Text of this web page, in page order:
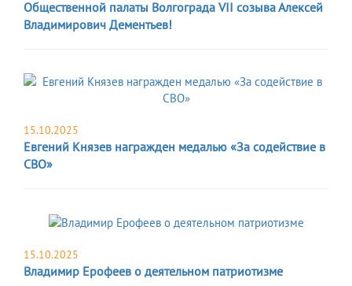
Общественной палаты Волгограда VII созыва Алексей
Владимирович Дементьев!
15.10.2025
Евгений Князев награжден медалью «За содействие в
СВО»
15.10.2025
Владимир Ерофеев о деятельном патриотизме